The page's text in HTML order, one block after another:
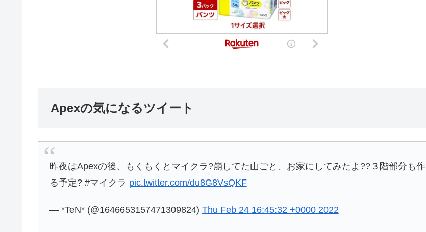
Apexの気になるツイート
昨夜はApexの後、もくもくとマイクラ?崩してた山ごと、お家にしてみたよ??３階部分も作
る予定? #マイクラ pic.twitter.com/du8G8VsQKF
— *TeN* (@1646653157471309824) Thu Feb 24 16:45:32 +0000 2022